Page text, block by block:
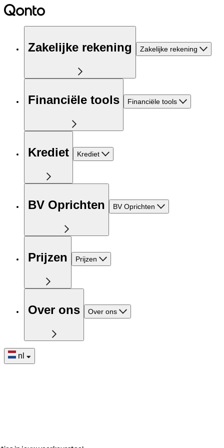
Zakelijke rekening Zakelijke rekening
Financiële tools Financiële tools
Krediet Krediet
BV Oprichten BV Oprichten
Prijzen Prijzen
Over ons Over ons
nl